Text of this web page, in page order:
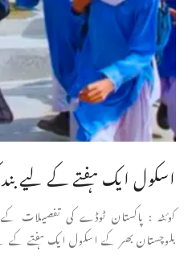
اسکول ایک ہفتے کے لیے بند
کوئٹہ : پاکستان ٹوڈے کی تفصیلات
بلوچستان بھر کے اسکول ایک ہفتے کے